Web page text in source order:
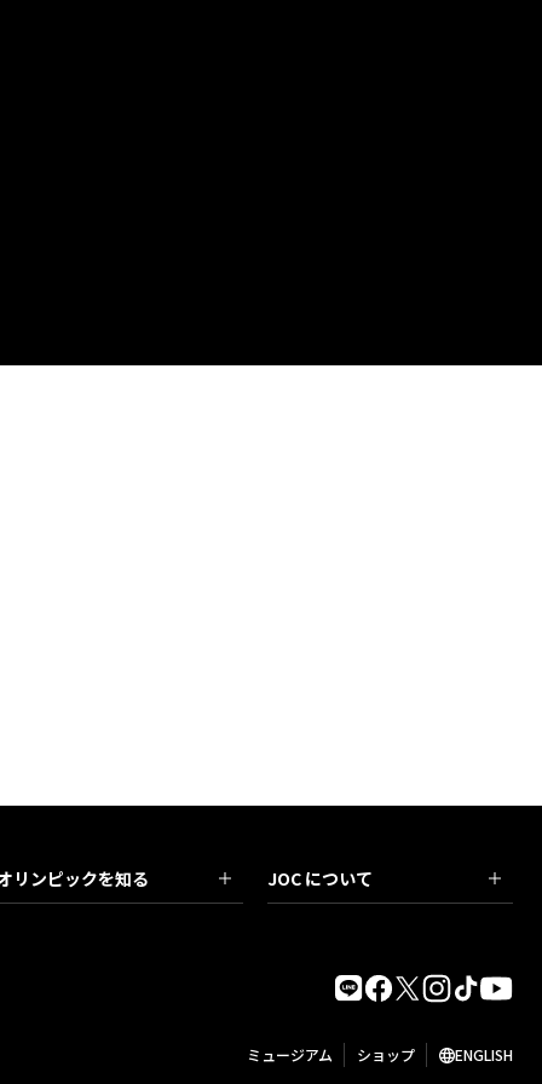
リンピックを知る JOC について
ミュージアム ショップ ENGLISH